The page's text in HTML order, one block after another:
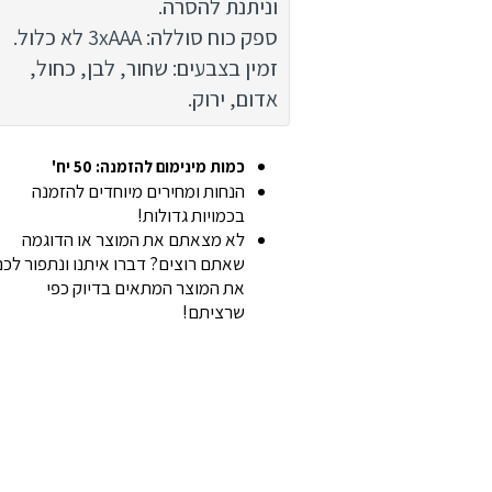
וניתנת להסרה.
ספק כוח סוללה: 3xAAA לא כלול.
זמין בצבעים: שחור, לבן, כחול,
אדום, ירוק.
כמות מינימום להזמנה: 50 יח'
הנחות ומחירים מיוחדים להזמנה
בכמויות גדולות!
לא מצאתם את המוצר או הדוגמה
שאתם רוצים? דברו איתנו ונתפור
את המוצר המתאים בדיוק כפי
שרציתם!